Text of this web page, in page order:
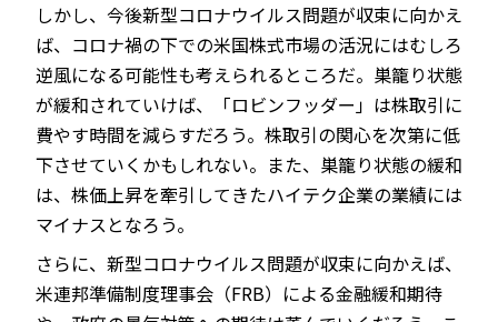
しかし、今後新型コロナウイルス問題が収束に向かえ
ば、コロナ禍の下での米国株式市場の活況にはむしろ
逆風になる可能性も考えられるところだ。巣籠り状態
が緩和されていけば、「ロビンフッダー」は株取引に
費やす時間を減らすだろう。株取引の関心を次第に低
下させていくかもしれない。また、巣籠り状態の緩和
は、株価上昇を牽引してきたハイテク企業の業績には
マイナスとなろう。
さらに、新型コロナウイルス問題が収束に向かえば、
米連邦準備制度理事会（FRB）による金融緩和期待